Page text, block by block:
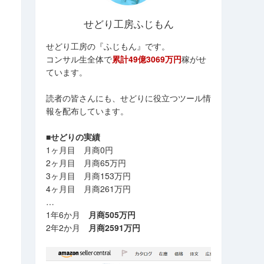
せどり工房ふじもん
せどり工房の『ふじもん』です。
コンサル生全体で累計49億3069万円稼がせ
ています。
読者の皆さんにも、せどりに役立つツール情
報を配布しています。
■せどりの実績
1ヶ月目 月商0円
2ヶ月目 月商65万円
3ヶ月目 月商153万円
4ヶ月目 月商261万円
…
1年6か月 月商505万円
2年2か月 月商2591万円